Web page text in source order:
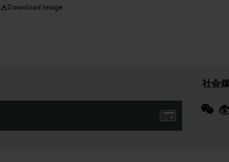
Download Image
社会